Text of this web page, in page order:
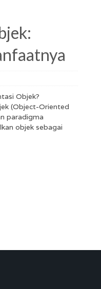
Objek?
(Object-Oriented
paradigma
objek sebagai